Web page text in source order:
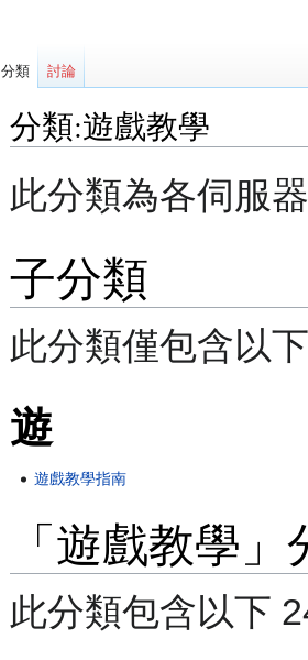
分類:遊戲教學
跳
至
跳
至
此分類為各伺服
子分類
此分類僅包含以
遊
遊戲教學指南
「遊戲教學
此分類包含以下
分類 討論